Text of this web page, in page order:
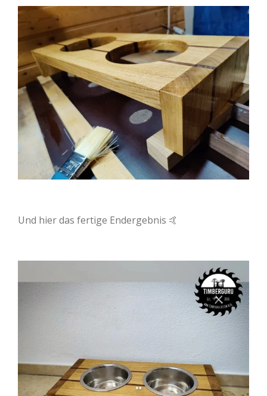
Und hier das fertige Endergebnis 🤙